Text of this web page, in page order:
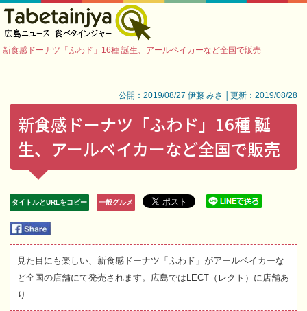
新食感ドーナツ「ふわド」16種 誕生、アールベイカーなど全国で販売
公開：2019/08/27 伊藤 みさ │更新：2019/08/28
新食感ドーナツ「ふわド」16種 誕
生、アールベイカーなど全国で販売
タイトルとURLをコピー 一般グルメ
見た目にも楽しい、新食感ドーナツ「ふわド」がアールベイカーな
ど全国の店舗にて発売されます。広島ではLECT（レクト）に店舗あ
り